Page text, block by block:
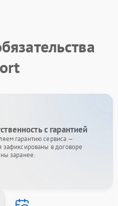
с гарантией
гарантию сервиса —
зафиксированы в договоре
заранее.